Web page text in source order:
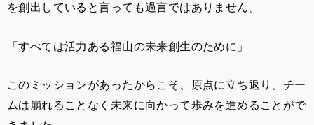
を創出していると言っても過言ではありません。
「すべては活力ある福山の未来創生のために」
このミッションがあったからこそ、原点に立ち返り、チー
ムは崩れることなく未来に向かって歩みを進めることがで